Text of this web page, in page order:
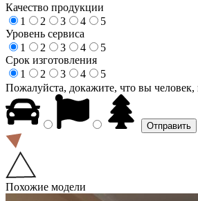
Качество продукции
1
2 3 4
5
Уровень сервиса
1
2 3 4
5
Срок изготовления
1
2 3 4
5
Пожалуйста, докажите, что вы человек,
Похожие модели